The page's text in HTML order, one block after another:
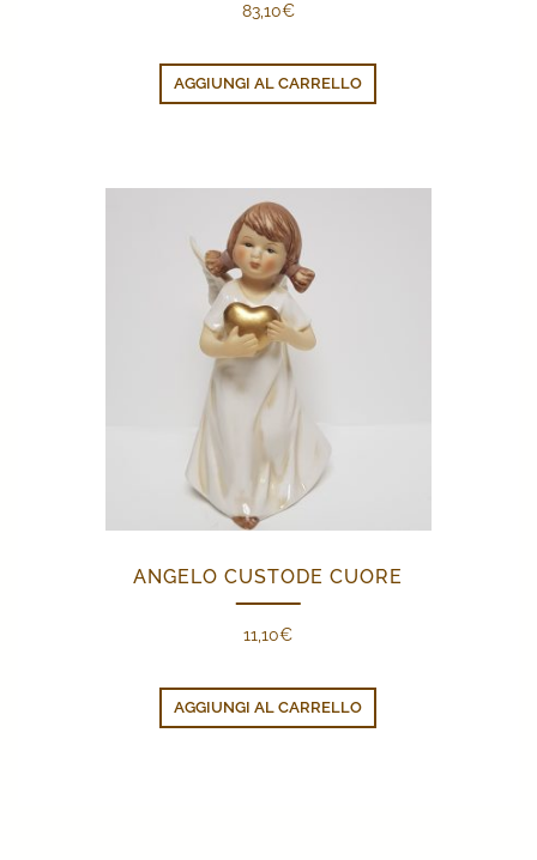
83,10€
AGGIUNGI AL CARRELLO
ANGELO CUSTODE CUORE
11,10€
AGGIUNGI AL CARRELLO